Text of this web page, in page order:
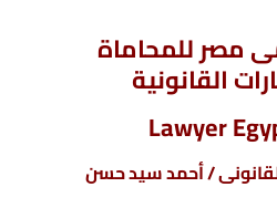
مصر للمحاماة
القانونية
Lawyer
/ أحمد سيد حسن